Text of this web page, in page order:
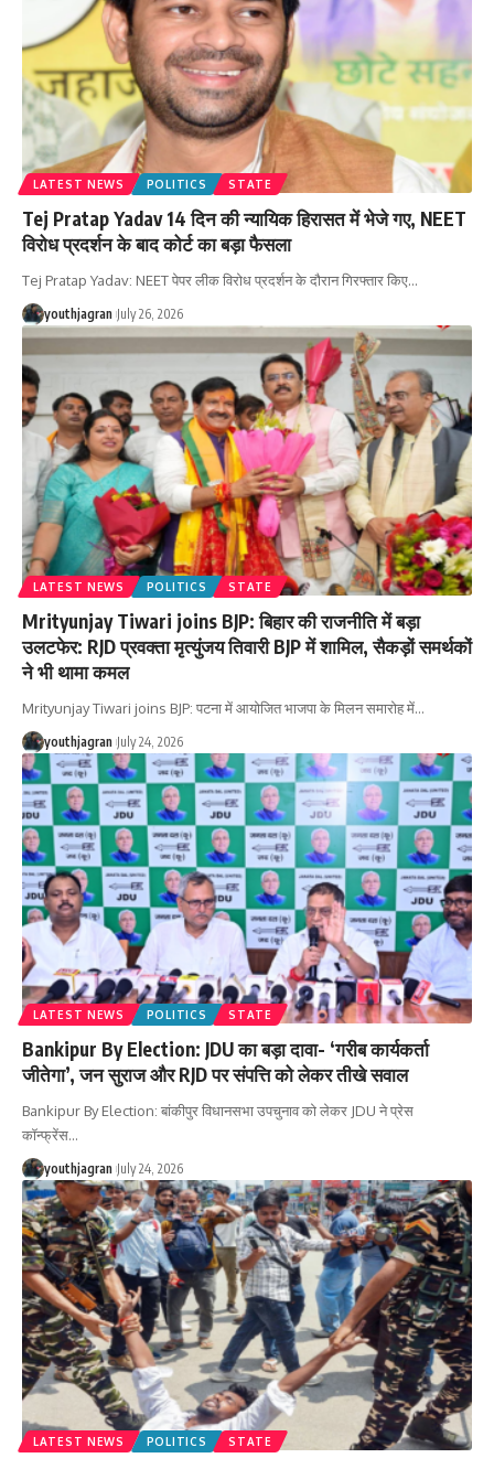
LATEST NEWS POLITICS STATE
Tej Pratap Yadav 14 दिन की न्यायिक हिरासत में भेजे गए, NEET
विरोध प्रदर्शन के बाद कोर्ट का बड़ा फैसला
Tej Pratap Yadav: NEET पेपर लीक विरोध प्रदर्शन के दौरान गिरफ्तार किए…
youthjagran July 26, 2026
LATEST NEWS POLITICS STATE
Mrityunjay Tiwari joins BJP: बिहार की राजनीति में बड़ा
उलटफेर: RJD प्रवक्ता मृत्युंजय तिवारी BJP में शामिल, सैकड़ों समर्थकों
ने भी थामा कमल
Mrityunjay Tiwari joins BJP: पटना में आयोजित भाजपा के मिलन समारोह में…
youthjagran July 24, 2026
LATEST NEWS POLITICS STATE
Bankipur By Election: JDU का बड़ा दावा- ‘गरीब कार्यकर्ता
जीतेगा’, जन सुराज और RJD पर संपत्ति को लेकर तीखे सवाल
Bankipur By Election: बांकीपुर विधानसभा उपचुनाव को लेकर JDU ने प्रेस
कॉन्फ्रेंस…
youthjagran July 24, 2026
LATEST NEWS POLITICS STATE